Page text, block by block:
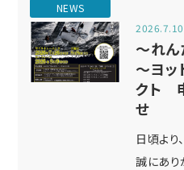
NEWS
2026.7.10
～れん
～ヨッ
クト
せ
日頃より
誠にあり